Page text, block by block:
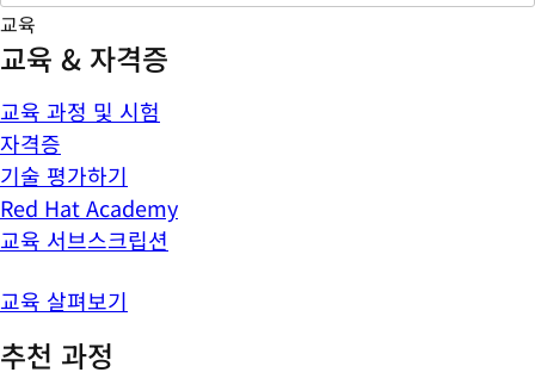
교육
교육 & 자격증
교육 과정 및 시험
자격증
기술 평가하기
Red Hat Academy
교육 서브스크립션
교육 살펴보기
추천 과정